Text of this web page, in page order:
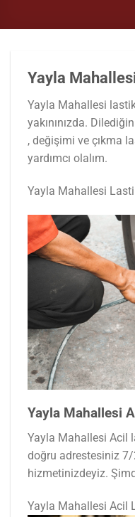
Yayla
Yayla Mahallesi
yakınınızda.
, değişimi ve çıkma
yardımcı olalım.
Yayla Mahallesi
Yayla Mahallesi
Yayla Mahallesi Acil
doğru adrestesiniz
hizmetinizdeyiz.
Yayla Mahallesi Acil